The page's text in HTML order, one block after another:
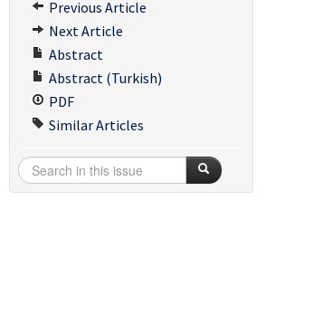
Previous Article
Next Article
Abstract
Abstract (Turkish)
PDF
Similar Articles